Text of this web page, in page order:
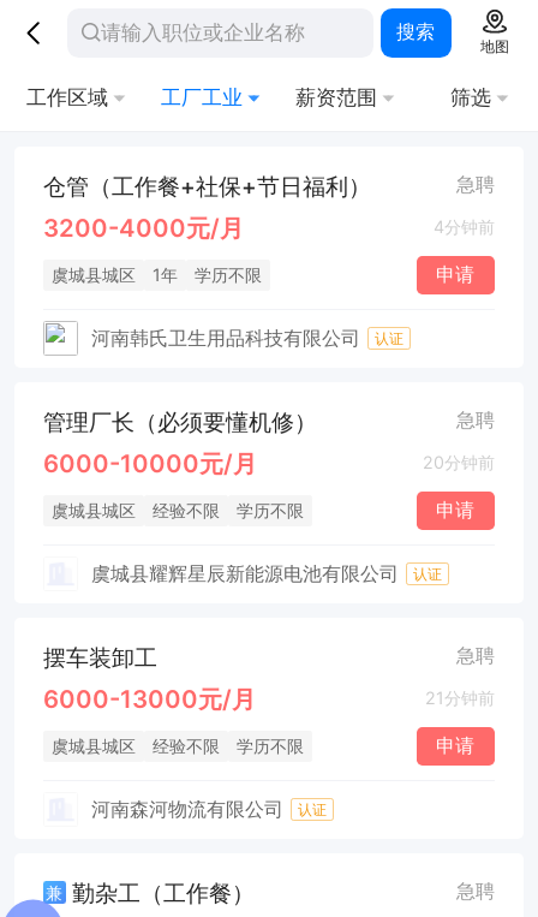
搜索
地图
工作区域 工厂工业 薪资范围 筛选
仓管（工作餐+社保+节日福利） 急聘
3200-4000元/月 4分钟前
虞城县城区 1年 学历不限 申请
河南韩氏卫生用品科技有限公司 认证
管理厂长（必须要懂机修） 急聘
6000-10000元/月 20分钟前
虞城县城区 经验不限 学历不限 申请
虞城县耀辉星辰新能源电池有限公司 认证
摆车装卸工 急聘
6000-13000元/月 21分钟前
虞城县城区 经验不限 学历不限 申请
河南森河物流有限公司 认证
兼 勤杂工（工作餐） 急聘